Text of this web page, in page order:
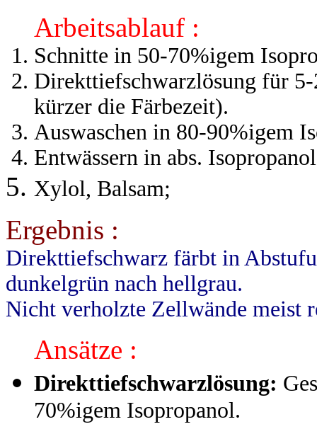
Arbeitsablauf :
Schnitte in 50-70%igem
Direkttiefschwarzlösung für
kürzer die Färbezeit).
Auswaschen in 80-90%igem
Entwässern in abs. Isopropanol
Xylol, Balsam;
Ergebnis :
Direkttiefschwarz färbt in
dunkelgrün nach hellgrau.
Nicht verholzte Zellwände meist
Ansätze :
Direkttiefschwarzlösung:
70%igem Isopropanol.